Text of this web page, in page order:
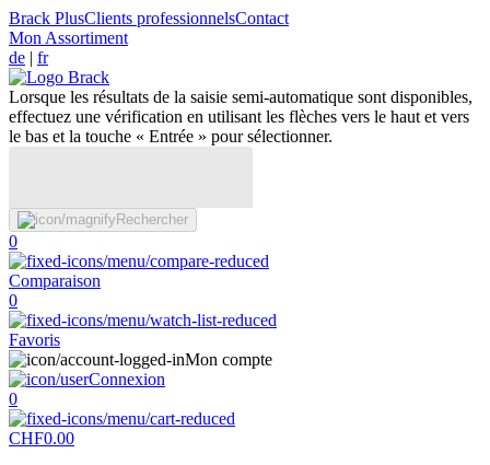
Brack PlusClients professionnelsContact
Mon Assortiment
de | fr
Lorsque les résultats de la saisie semi-automatique sont disponibles,
effectuez une vérification en utilisant les flèches vers le haut et vers
le bas et la touche « Entrée » pour sélectionner.
Rechercher
0
Comparaison
0
Favoris
Mon compte
Connexion
0
CHF0.00